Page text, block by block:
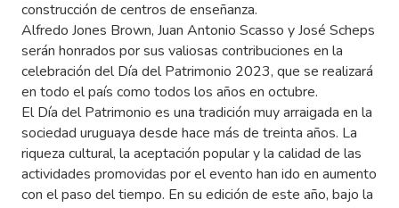
construcción de centros de enseñanza.
Alfredo Jones Brown, Juan Antonio Scasso y José Scheps
serán honrados por sus valiosas contribuciones en la
celebración del Día del Patrimonio 2023, que se realizará
en todo el país como todos los años en octubre.
El Día del Patrimonio es una tradición muy arraigada en la
sociedad uruguaya desde hace más de treinta años. La
riqueza cultural, la aceptación popular y la calidad de las
actividades promovidas por el evento han ido en aumento
con el paso del tiempo. En su edición de este año, bajo la